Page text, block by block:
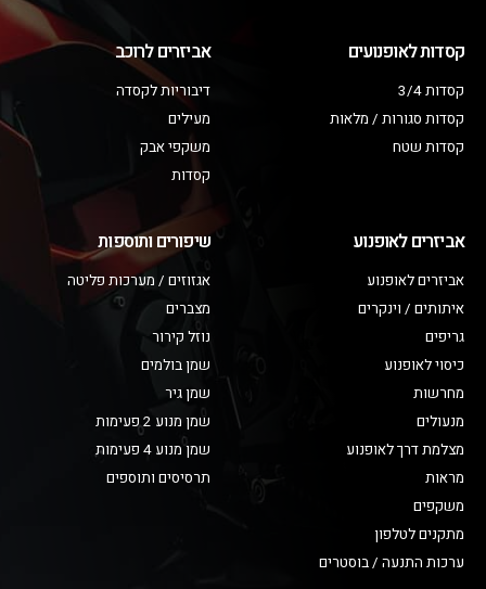
קסדות לאופנועים
קסדות 3/4
קסדות סגורות / מלאות
קסדות שטח
אביזרים לרוכב
דיבוריות לקסדה
מעילים
משקפי אבק
קסדות
אביזרים לאופנוע
אביזרים לאופנוע
איתותים / וינקרים
גריפים
כיסוי לאופנוע
מחרשות
מנעולים
מצלמת דרך לאופנוע
מראות
משקפים
מתקנים לטלפון
ערכות התנעה / בוסטרים
שיפורים ותוספות
אגזוזים / מערכות פליטה
מצברים
נוזל קירור
שמן בולמים
שמן גיר
שמן מנוע 2 פעימות
שמן מנוע 4 פעימות
תרסיסים ותוספים